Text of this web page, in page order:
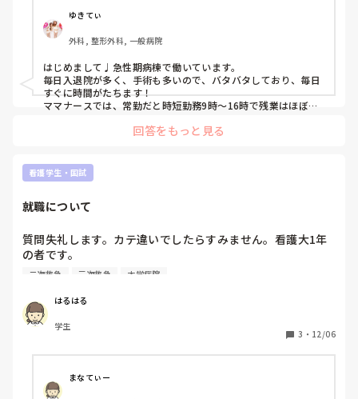
第一希望は①民間病院なのですが療養や精神科の経験がなく
それでも務まるのか…と不安です。
それぞれ働いてらっしゃる方にどんな感じかお聞きしたいと
思い投稿しました。
よろしくお願いします。
ゆきてぃ
外科, 整形外科, 一般病院
はじめまして♩急性期病棟で働いています。
毎日入退院が多く、手術も多いので、バタバタしており、毎日
すぐに時間がたちます！
ママナースでは、常勤だと時短勤務9時〜16時で残業はほぼな
せて勤務を合わせてくれます！託児所がないので、託児所あり
回答をもっと見る
看護学生・国試
就職について
質問失礼します。カテ違いでしたらすみません。看護大1年
の者です。
大学病院(実習先を除く)に就職するのは余程成績が良くない
と難しいでしょうか？
えているのですが、新卒の場合ですと、やはり二次救急が限
界でしょうか？
二次救急 三次救急 大学病院
はるはる
学生
3 ・ 12/06
まなてぃー